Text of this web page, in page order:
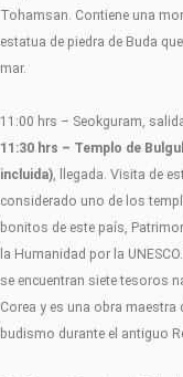
Tohamsan. Contiene una
estatua de piedra de Buda
mar.
11:00 hrs – Seokguram,
11:30 hrs – Templo de
incluida) , llegada. Visita de
considerado uno de los
bonitos de este país,
la Humanidad por la
se encuentran siete tesoros
Corea y es una obra maestra
budismo durante el antiguo